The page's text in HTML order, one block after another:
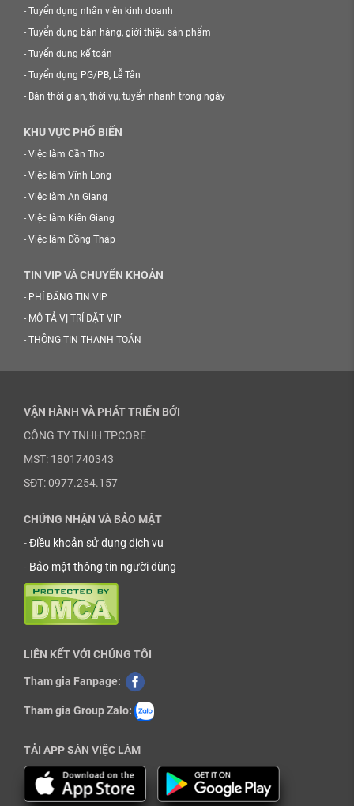
- Tuyển dụng nhân viên kinh doanh
- Tuyển dụng bán hàng, giới thiệu sản phẩm
- Tuyển dụng kế toán
- Tuyển dụng PG/PB, Lễ Tân
- Bán thời gian, thời vụ, tuyển nhanh trong ngày
KHU VỰC PHỔ BIẾN
- Việc làm Cần Thơ
- Việc làm Vĩnh Long
- Việc làm An Giang
- Việc làm Kiên Giang
- Việc làm Đồng Tháp
TIN VIP VÀ CHUYỂN KHOẢN
- PHÍ ĐĂNG TIN VIP
- MÔ TẢ VỊ TRÍ ĐẶT VIP
- THÔNG TIN THANH TOÁN
VẬN HÀNH VÀ PHÁT TRIỂN BỞI
CÔNG TY TNHH TPCORE
MST: 1801740343
SĐT: 0977.254.157
CHỨNG NHẬN VÀ BẢO MẬT
-Điều khoản sử dụng dịch vụ
- Bảo mật thông tin người dùng
LIÊN KẾT VỚI CHÚNG TÔI
Tham gia Fanpage:
Tham gia Group Zalo:
TẢI APP SÀN VIỆC LÀM